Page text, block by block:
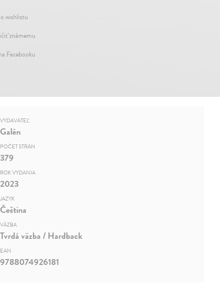
wishlistu
známemu
Facebooku
VYDAVATEĽ
Galén
POČET STRÁN
379
ROK VYDANIA
2023
JAZYK
Čeština
VÄZBA
Tvrdá väzba / Hardback
EAN
9788074926181